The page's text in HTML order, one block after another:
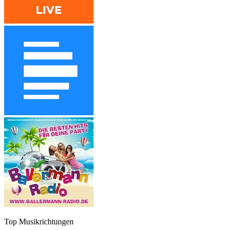
Top Musikrichtungen